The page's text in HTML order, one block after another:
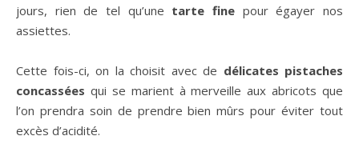
jours, rien de tel qu’une tarte fine pour égayer nos
assiettes.
Cette fois-ci, on la choisit avec de délicates pistaches
concassées qui se marient à merveille aux abricots que
l’on prendra soin de prendre bien mûrs pour éviter tout
excès d’acidité.